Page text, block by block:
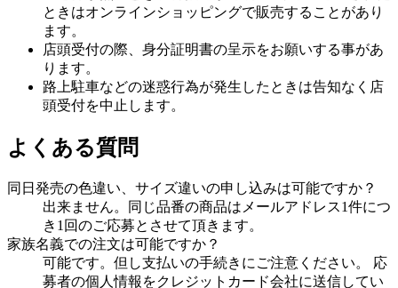
ときはオンラインショッピングで販売することがあり
ます。
店頭受付の際、身分証明書の呈示をお願いする事があ
ります。
路上駐車などの迷惑行為が発生したときは告知なく店
頭受付を中止します。
よくある質問
同日発売の色違い、サイズ違いの申し込みは可能ですか？
出来ません。同じ品番の商品はメールアドレス1件につ
き1回のご応募とさせて頂きます。
家族名義での注文は可能ですか？
可能です。但し支払いの手続きにご注意ください。 応
募者の個人情報をクレジットカード会社に送信してい